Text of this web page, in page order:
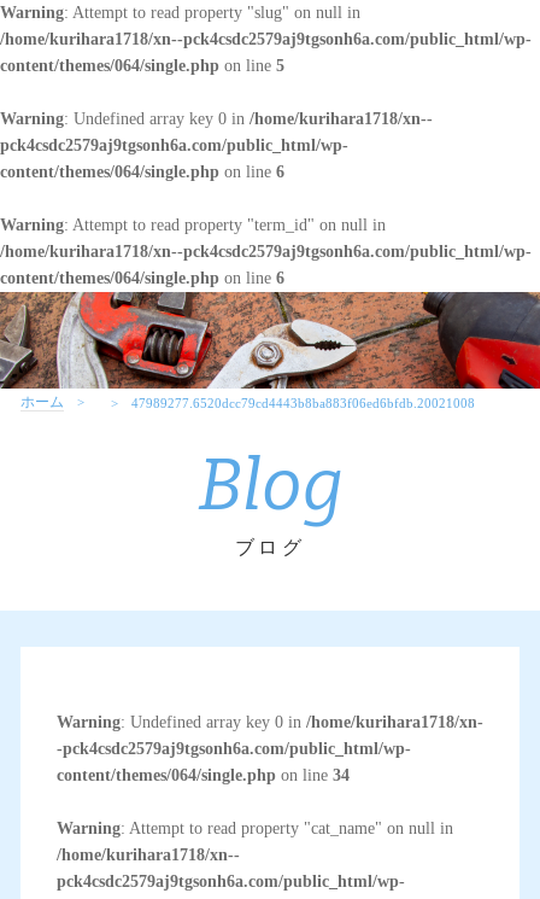
Warning: Attempt to read property "slug" on null in
/home/kurihara1718/xn--pck4csdc2579aj9tgsonh6a.com/public_html/wp-
content/themes/064/single.php on line 5
Warning: Undefined array key 0 in /home/kurihara1718/xn--
pck4csdc2579aj9tgsonh6a.com/public_html/wp-
content/themes/064/single.php on line 6
Warning: Attempt to read property "term_id" on null in
/home/kurihara1718/xn--pck4csdc2579aj9tgsonh6a.com/public_html/wp-
content/themes/064/single.php on line 6
ホーム 47989277.6520dcc79cd4443b8ba883f06ed6bfdb.20021008
Blog
ブログ
Warning: Undefined array key 0 in /home/kurihara1718/xn-
-pck4csdc2579aj9tgsonh6a.com/public_html/wp-
content/themes/064/single.phpon line 34
Warning: Attempt to read property "cat_name" on null in
/home/kurihara1718/xn--
pck4csdc2579aj9tgsonh6a.com/public_html/wp-